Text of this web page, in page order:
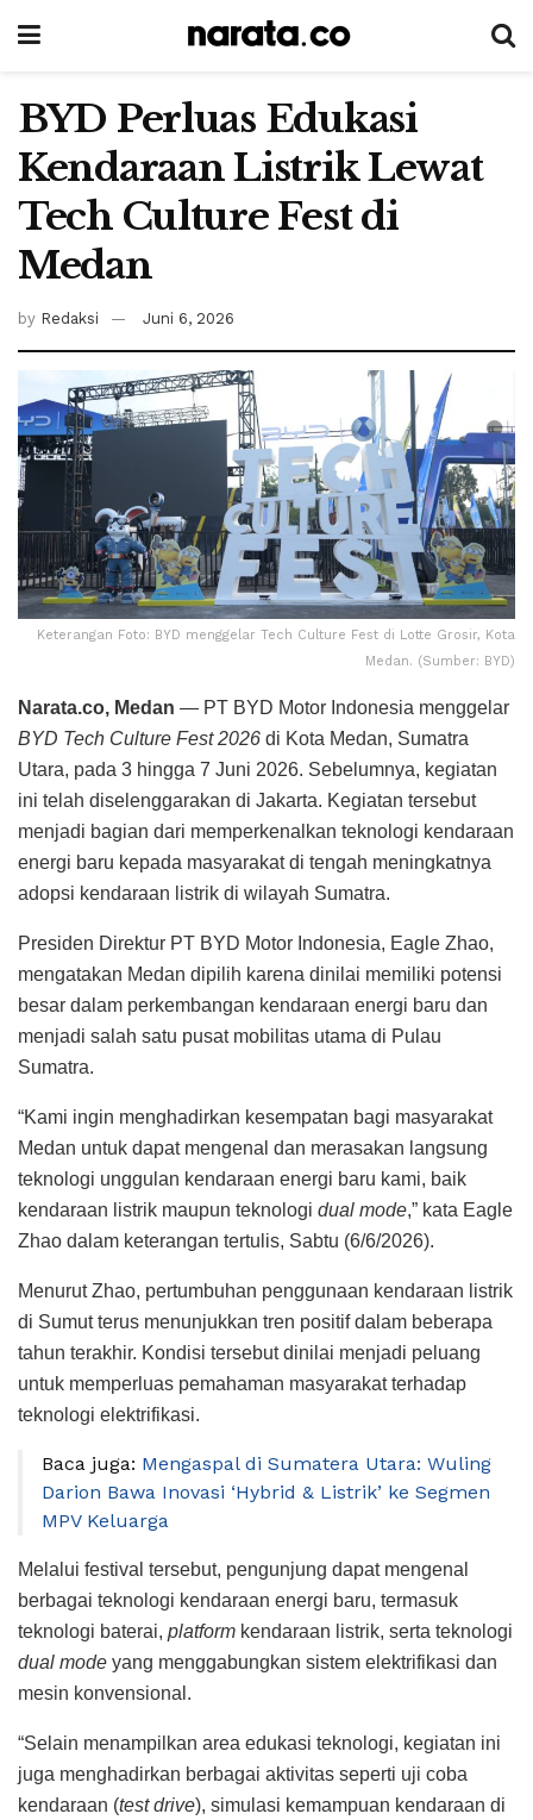
BYD Perluas Edukasi
Kendaraan Listrik Lewat
Tech Culture Fest di
Medan
by Redaksi Juni 6, 2026
Keterangan Foto: BYD menggelar Tech Culture Fest di Lotte Grosir, Kota
Medan. (Sumber: BYD)
Narata.co, Medan — PT BYD Motor Indonesia menggelar
BYD Tech Culture Fest 2026 di Kota Medan, Sumatra
Utara, pada 3 hingga 7 Juni 2026. Sebelumnya, kegiatan
ini telah diselenggarakan di Jakarta. Kegiatan tersebut
menjadi bagian dari memperkenalkan teknologi kendaraan
energi baru kepada masyarakat di tengah meningkatnya
adopsi kendaraan listrik di wilayah Sumatra.
Presiden Direktur PT BYD Motor Indonesia, Eagle Zhao,
mengatakan Medan dipilih karena dinilai memiliki potensi
besar dalam perkembangan kendaraan energi baru dan
menjadi salah satu pusat mobilitas utama di Pulau
Sumatra.
“Kami ingin menghadirkan kesempatan bagi masyarakat
Medan untuk dapat mengenal dan merasakan langsung
teknologi unggulan kendaraan energi baru kami, baik
kendaraan listrik maupun teknologi dual mode,” kata Eagle
Zhao dalam keterangan tertulis, Sabtu (6/6/2026).
Menurut Zhao, pertumbuhan penggunaan kendaraan listrik
di Sumut terus menunjukkan tren positif dalam beberapa
tahun terakhir. Kondisi tersebut dinilai menjadi peluang
untuk memperluas pemahaman masyarakat terhadap
teknologi elektrifikasi.
Baca juga: Mengaspal di Sumatera Utara: Wuling
Darion Bawa Inovasi ‘Hybrid & Listrik’ ke Segmen
MPV Keluarga
Melalui festival tersebut, pengunjung dapat mengenal
berbagai teknologi kendaraan energi baru, termasuk
teknologi baterai, platform kendaraan listrik, serta teknologi
dual mode yang menggabungkan sistem elektrifikasi dan
mesin konvensional.
“Selain menampilkan area edukasi teknologi, kegiatan ini
juga menghadirkan berbagai aktivitas seperti uji coba
kendaraan (test drive), simulasi kemampuan kendaraan di